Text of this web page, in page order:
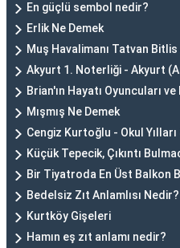
En güçlü sembol nedir?
Erlik Ne Demek
Muş Havalimanı Tatvan Bitlis
Akyurt 1. Noterliği - Akyurt
Brian'ın Hayatı Oyuncuları
Mışmış Ne Demek
Cengiz Kurtoğlu - Okul
Küçük Tepecik, Çıkıntı
Bir Tiyatroda En Üst Balkon
Bedelsiz Zıt Anlamlısı Nedir?
Kurtköy Gişeleri
Hamın eş zıt anlamı nedir?